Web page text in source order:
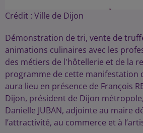
Crédit : Ville de Dijon
Démonstration de tri, vente de
animations culinaires avec les
des métiers de l'hôtellerie et de la
programme de cette manifestation
aura lieu en présence de François
Dijon, président de Dijon
Danielle JUBAN, adjointe au maire
l’attractivité, au commerce et à